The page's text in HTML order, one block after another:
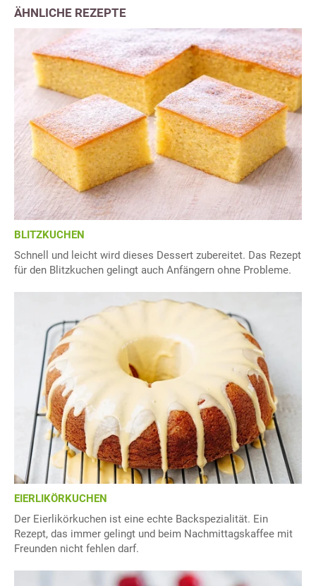
ÄHNLICHE REZEPTE
BLITZKUCHEN
Schnell und leicht wird dieses Dessert zubereitet. Das Rezept
für den Blitzkuchen gelingt auch Anfängern ohne Probleme.
EIERLIKÖRKUCHEN
Der Eierlikörkuchen ist eine echte Backspezialität. Ein
Rezept, das immer gelingt und beim Nachmittagskaffee mit
Freunden nicht fehlen darf.